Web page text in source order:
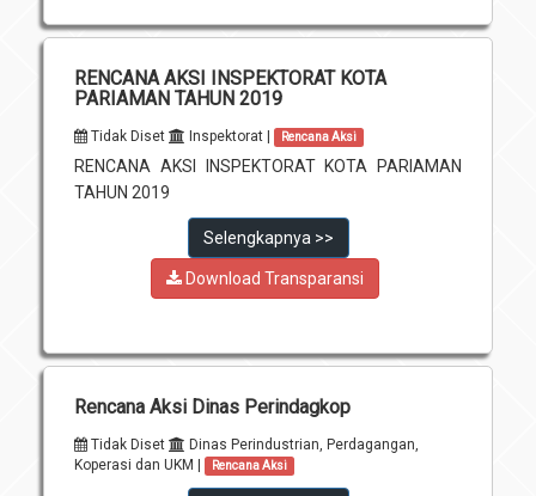
RENCANA AKSI INSPEKTORAT KOTA
PARIAMAN TAHUN 2019
Tidak Diset Inspektorat | Rencana Aksi
RENCANA AKSI INSPEKTORAT KOTA PARIAMAN
TAHUN 2019
Selengkapnya >>
Download Transparansi
Rencana Aksi Dinas Perindagkop
Tidak Diset
Dinas Perindustrian, Perdagangan,
Koperasi dan UKM |
Rencana Aksi